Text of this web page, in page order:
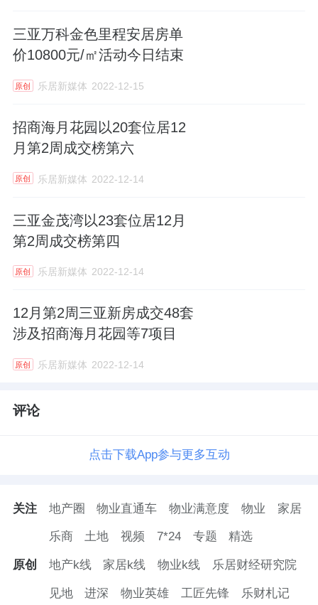
三亚万科金色里程安居房单
价10800元/㎡活动今日结束
原创 乐居新媒体 2022-12-15
招商海月花园以20套位居12
月第2周成交榜第六
原创 乐居新媒体 2022-12-14
三亚金茂湾以23套位居12月
第2周成交榜第四
原创 乐居新媒体 2022-12-14
12月第2周三亚新房成交48套
涉及招商海月花园等7项目
原创 乐居新媒体 2022-12-14
评论
点击下载App参与更多互动
关注 地产圈 物业直通车 物业满意度 物业 家居
乐商 土地 视频 7*24 专题 精选
原创 地产k线 家居k线 物业k线 乐居财经研究院
见地 进深 物业英雄 工匠先锋 乐财札记